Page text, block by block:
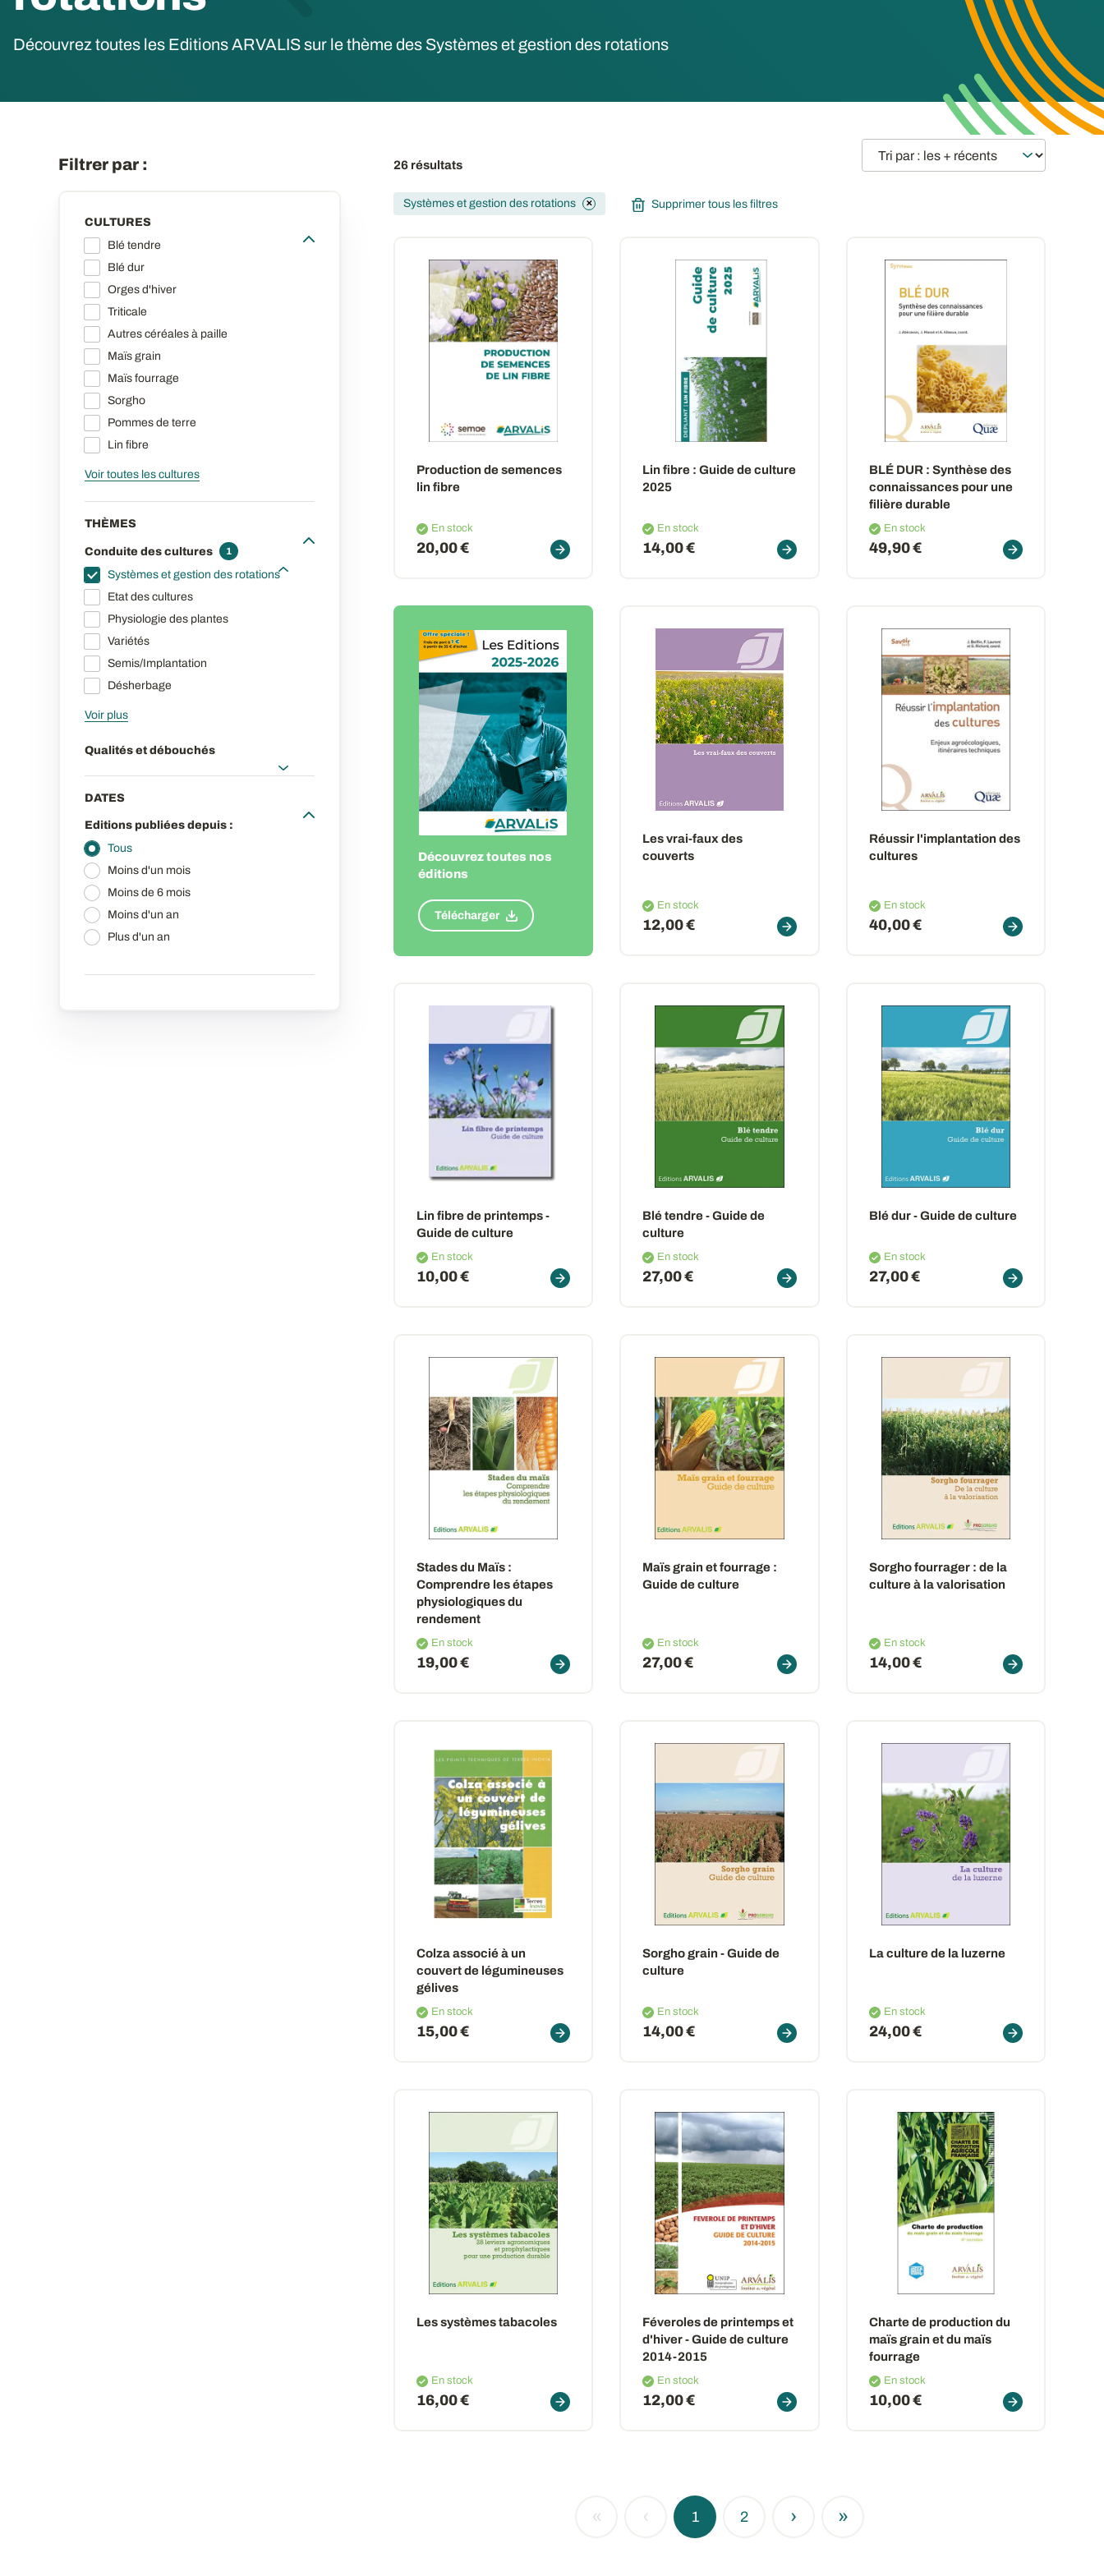
Découvrez toutes les Editions ARVALIS sur le thème des Systèmes et gestion des rotations
Filtrer par :
CULTURES
Blé tendre
Blé dur
Orges d'hiver
Triticale
Autres céréales à paille
Maïs grain
Maïs fourrage
Sorgho
Pommes de terre
Lin fibre
Voir toutes les cultures
THÈMES
Conduite des cultures 1
Systèmes et gestion des rotations
Etat des cultures
Physiologie des plantes
Variétés
Semis/Implantation
Désherbage
Voir plus
Qualités et débouchés
DATES
Editions publiées depuis :
Tous
Moins d'un mois
Moins de 6 mois
Moins d'un an
Plus d'un an
26 résultats
Systèmes et gestion des rotations ✕ Supprimer tous les filtres
Production de semences
lin fibre
En stock
20,00 €
Lin fibre : Guide de culture
2025
En stock
14,00 €
BLÉ DUR : Synthèse des
connaissances pour une
filière durable
En stock
49,90 €
Découvrez toutes nos
éditions
Télécharger
Les vrai-faux des
couverts
En stock
12,00 €
Réussir l'implantation des
cultures
En stock
40,00 €
Lin fibre de printemps -
Guide de culture
En stock
10,00 €
Blé tendre - Guide de
culture
En stock
27,00 €
Blé dur - Guide de culture
En stock
27,00 €
Stades du Maïs :
Comprendre les étapes
physiologiques du
rendement
En stock
19,00 €
Maïs grain et fourrage :
Guide de culture
En stock
27,00 €
Sorgho fourrager : de la
culture à la valorisation
En stock
14,00 €
Colza associé à un
couvert de légumineuses
gélives
En stock
15,00 €
Sorgho grain - Guide de
culture
En stock
14,00 €
La culture de la luzerne
En stock
24,00 €
Les systèmes tabacoles
En stock
16,00 €
Féveroles de printemps et
d'hiver - Guide de culture
2014-2015
En stock
12,00 €
Charte de production du
maïs grain et du maïs
fourrage
En stock
10,00 €
« ‹ 1 2 › »